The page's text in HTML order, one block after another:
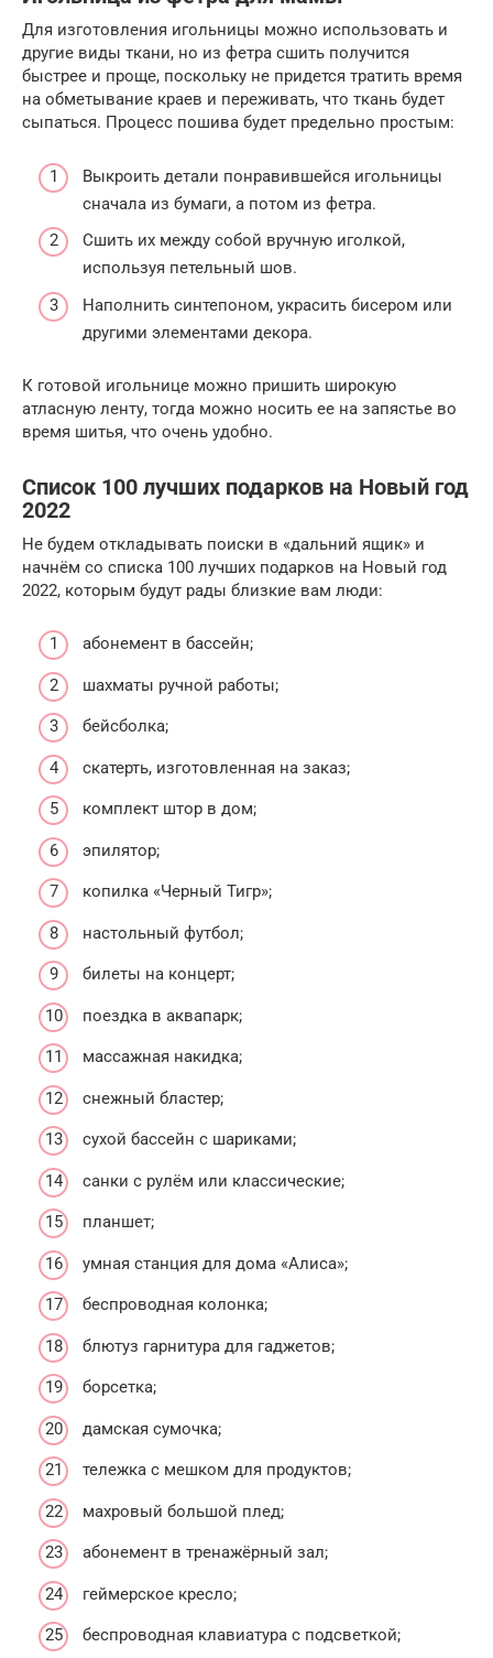
Для изготовления игольницы можно использовать и
другие виды ткани, но из фетра сшить получится
быстрее и проще, поскольку не придется тратить время
на обметывание краев и переживать, что ткань будет
сыпаться. Процесс пошива будет предельно простым:
Выкроить детали понравившейся игольницы
сначала из бумаги, а потом из фетра.
Сшить их между собой вручную иголкой,
используя петельный шов.
Наполнить синтепоном, украсить бисером или
другими элементами декора.
К готовой игольнице можно пришить широкую
атласную ленту, тогда можно носить ее на запястье во
время шитья, что очень удобно.
Список 100 лучших подарков на Новый год
2022
Не будем откладывать поиски в «дальний ящик» и
начнём со списка 100 лучших подарков на Новый год
2022, которым будут рады близкие вам люди:
абонемент в бассейн;
шахматы ручной работы;
бейсболка;
скатерть, изготовленная на заказ;
комплект штор в дом;
эпилятор;
копилка «Черный Тигр»;
настольный футбол;
билеты на концерт;
поездка в аквапарк;
массажная накидка;
снежный бластер;
сухой бассейн с шариками;
санки с рулём или классические;
планшет;
умная станция для дома «Алиса»;
беспроводная колонка;
блютуз гарнитура для гаджетов;
борсетка;
дамская сумочка;
тележка с мешком для продуктов;
махровый большой плед;
абонемент в тренажёрный зал;
геймерское кресло;
беспроводная клавиатура с подсветкой;